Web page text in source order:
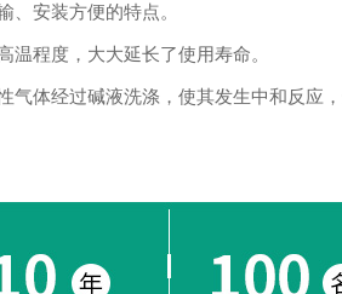
安装方便的特点。
程度，大大延长了使用寿命。
体经过碱液洗涤，使其发生中和反应